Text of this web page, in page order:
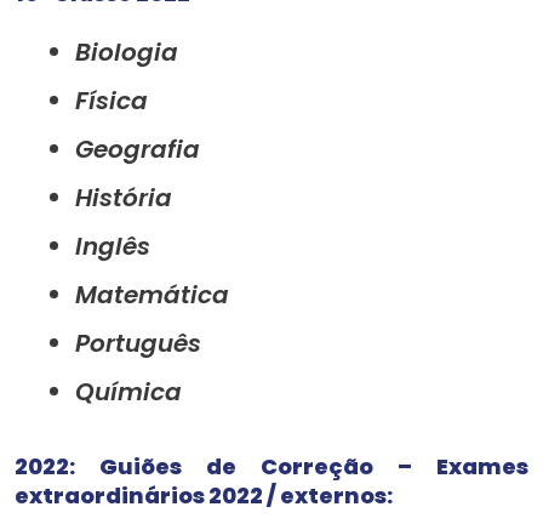
Biologia
Física
Geografia
História
Inglês
Matemática
Português
Química
2022: Guiões de Correção – Exames
extraordinários 2022 / externos: